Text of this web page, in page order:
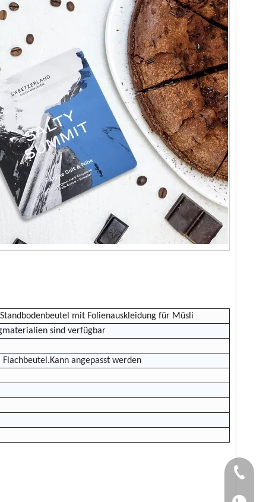
mit Folienauskleidung für Müsli
sind verfügbar
angepasst werden
TEL：